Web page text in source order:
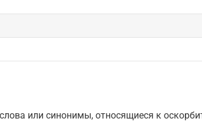
или синонимы, относящиеся к